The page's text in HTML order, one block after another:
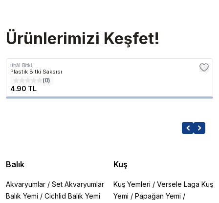
Ürünlerimizi Keşfet!
İthâl Bitki
Plastik Bitki Saksısı
(0)
4.90 TL
Balık
Akvaryumlar / Set Akvaryumlar
Balık Yemi / Cichlid Balık Yemi
Kuş
Kuş Yemleri / Versele Laga Kuş
Yemi / Papağan Yemi /